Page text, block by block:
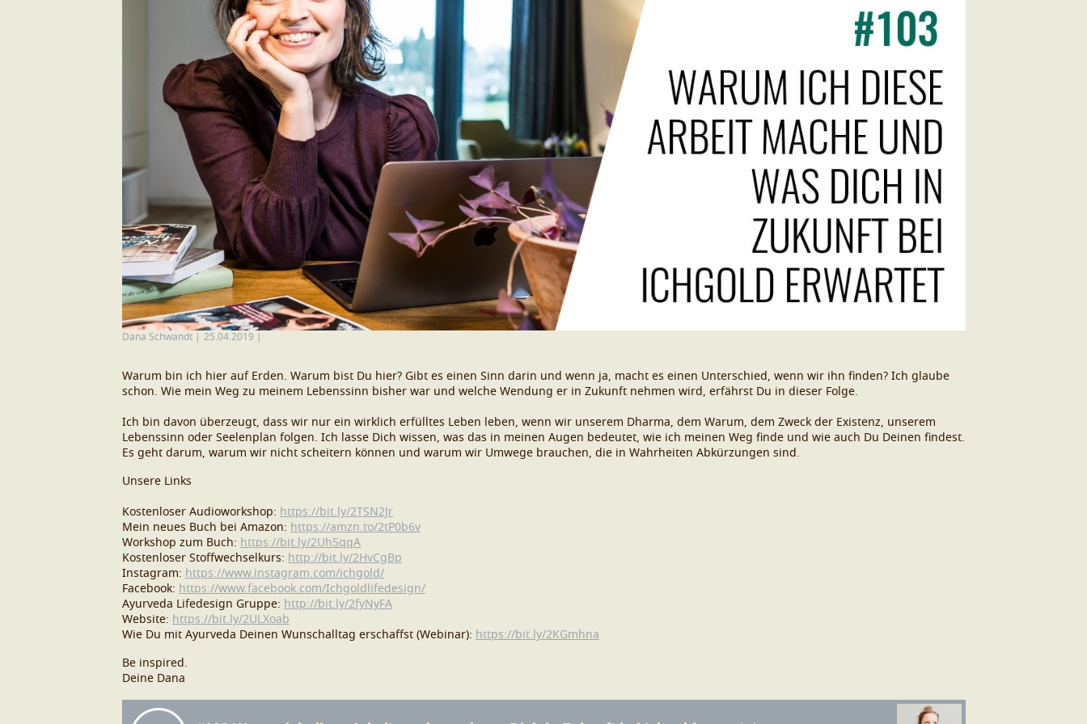
Dana Schwandt 25.04.2019
Warum bin ich hier auf Erden. Warum bist Du hier? Gibt es einen Sinn darin und wenn ja, macht es einen Unterschied, wenn wir ihn finden? Ich glaube
schon. Wie mein Weg zu meinem Lebenssinn bisher war und welche Wendung er in Zukunft nehmen wird, erfährst Du in dieser Folge.
Ich bin davon überzeugt, dass wir nur ein wirklich erfülltes Leben leben, wenn wir unserem Dharma, dem Warum, dem Zweck der Existenz, unserem
Lebenssinn oder Seelenplan folgen. Ich lasse Dich wissen, was das in meinen Augen bedeutet, wie ich meinen Weg finde und wie auch Du Deinen findest.
Es geht darum, warum wir nicht scheitern können und warum wir Umwege brauchen, die in Wahrheiten Abkürzungen sind.
Unsere Links
Kostenloser Audioworkshop: https://bit.ly/2TSN2Jr
Mein neues Buch bei Amazon: https://amzn.to/2tP0b6v
Workshop zum Buch: https://bit.ly/2Uh5qqA
Kostenloser Stoffwechselkurs: http://bit.ly/2HvCgBp
Instagram: https://www.instagram.com/ichgold/
Facebook: https://www.facebook.com/Ichgoldlifedesign/
Ayurveda Lifedesign Gruppe: http://bit.ly/2fyNyFA
Website: https://bit.ly/2ULXoab
Wie Du mit Ayurveda Deinen Wunschalltag erschaffst (Webinar): https://bit.ly/2KGmhna
Be inspired.
Deine Dana